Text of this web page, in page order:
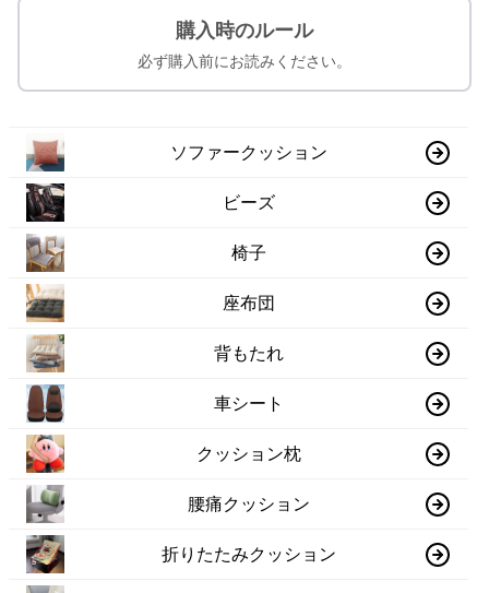
購入時のルール
必ず購入前にお読みください。
ソファークッション
ビーズ
椅子
座布団
背もたれ
車シート
クッション枕
腰痛クッション
折りたたみクッション